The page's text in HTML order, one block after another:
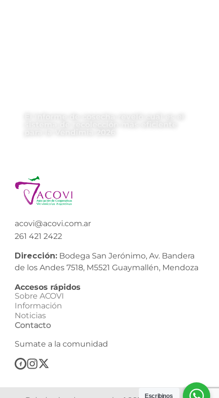
acovi@acovi.com.ar
261 421 2422
Dirección: Bodega San Jerónimo, Av. Bandera
de los Andes 7518, M5521 Guaymallén, Mendoza
Accesos rápidos
Sobre ACOVI
Información
Noticias
Contacto
Sumate a la comunidad
Escribinos